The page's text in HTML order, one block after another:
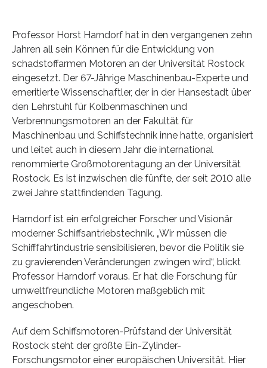
Professor Horst Harndorf hat in den vergangenen zehn
Jahren all sein Können für die Entwicklung von
schadstoffarmen Motoren an der Universität Rostock
eingesetzt. Der 67-Jährige Maschinenbau-Experte und
emeritierte Wissenschaftler, der in der Hansestadt über
den Lehrstuhl für Kolbenmaschinen und
Verbrennungsmotoren an der Fakultät für
Maschinenbau und Schiffstechnik inne hatte, organisiert
und leitet auch in diesem Jahr die international
renommierte Großmotorentagung an der Universität
Rostock. Es ist inzwischen die fünfte, der seit 2010 alle
zwei Jahre stattfindenden Tagung.
Harndorf ist ein erfolgreicher Forscher und Visionär
moderner Schiffsantriebstechnik. „Wir müssen die
Schifffahrtindustrie sensibilisieren, bevor die Politik sie
zu gravierenden Veränderungen zwingen wird“, blickt
Professor Harndorf voraus. Er hat die Forschung für
umweltfreundliche Motoren maßgeblich mit
angeschoben.
Auf dem Schiffsmotoren-Prüfstand der Universität
Rostock steht der größte Ein-Zylinder-
Forschungsmotor einer europäischen Universität. Hier